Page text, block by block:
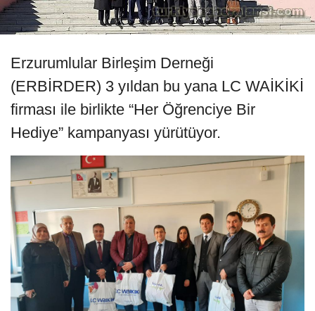
Erzurumlular Birleşim Derneği
(ERBİRDER) 3 yıldan bu yana LC WAİKİKİ
firması ile birlikte “Her Öğrenciye Bir
Hediye” kampanyası yürütüyor.